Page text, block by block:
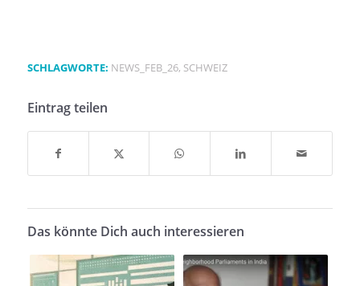
SCHLAGWORTE: NEWS_FEB_26, SCHWEIZ
Eintrag teilen
Das könnte Dich auch interessieren